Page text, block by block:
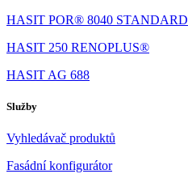
HASIT POR® 8040 STANDARD
HASIT 250 RENOPLUS®
HASIT AG 688
Služby
Vyhledávač produktů
Fasádní konfigurátor